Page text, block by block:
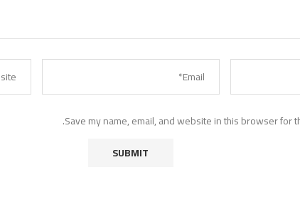
Save my name, email, and website in this browser for